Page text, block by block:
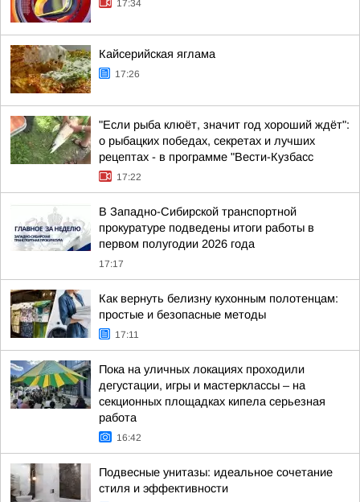
17:34
Кайсерийская яглама
17:26
"Если рыба клюёт, значит год хороший ждёт":
о рыбацких победах, секретах и лучших
рецептах - в программе "Вести-Кузбасс
17:22
В Западно-Сибирской транспортной
прокуратуре подведены итоги работы в
первом полугодии 2026 года
17:17
Как вернуть белизну кухонным полотенцам:
простые и безопасные методы
17:11
Пока на уличных локациях проходили
дегустации, игры и мастерклассы – на
секционных площадках кипела серьезная
работа
16:42
Подвесные унитазы: идеальное сочетание
стиля и эффективности